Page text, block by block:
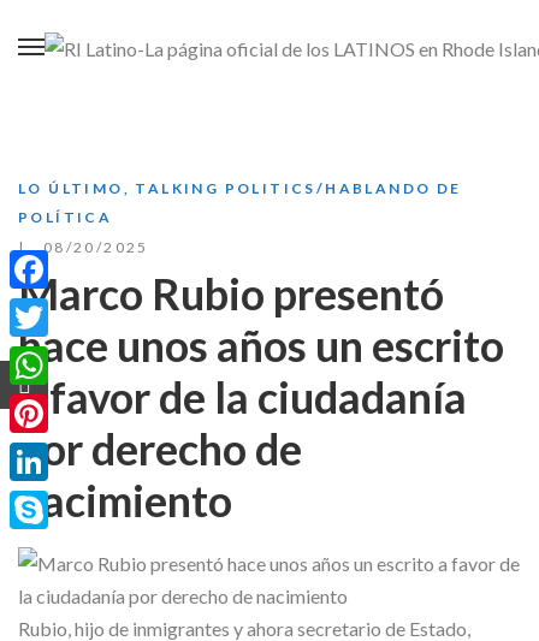
LO ÚLTIMO , TALKING POLITICS/HABLANDO DE
POLÍTICA
08/20/2025
Marco Rubio presentó
hace unos años un escrito
a favor de la ciudadanía
por derecho de
nacimiento
Rubio, hijo de inmigrantes y ahora secretario de Estado,
Facebook
Twitter
WhatsApp
Pinterest
LinkedIn
Skype